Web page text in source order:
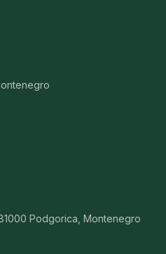
Podgorica, Montenegro